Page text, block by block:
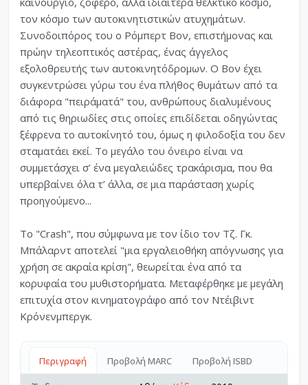
τον κόσμο των αυτοκινητιστικών ατυχημάτων.
Συνοδοιπόρος του ο Ρόμπερτ Βον, επιστήμονας και
πρώην τηλεοπτικός αστέρας, ένας άγγελος
εξολοθρευτής των αυτοκινητόδρομων. Ο Βον έχει
συγκεντρώσει γύρω του ένα πλήθος θυμάτων από τα
διάφορα "πειράματά" του, ανθρώπους διαλυμένους
από τις θηριωδίες στις οποίες επιδίδεται οδηγώντας
ξέφρενα το αυτοκίνητό του, όμως η φιλοδοξία του δεν
σταματάει εκεί. Το μεγάλο του όνειρο είναι να
συμμετάσχει σ’ ένα μεγαλειώδες τρακάρισμα, που θα
υπερβαίνει όλα τ’ άλλα, σε μια παράσταση χωρίς
προηγούμενο...
Το "Crash", που σύμφωνα με τον ίδιο τον Τζ. Γκ.
Μπάλαρντ αποτελεί "μια εργαλειοθήκη απόγνωσης για
χρήση σε ακραία κρίση", θεωρείται ένα από τα
κορυφαία του μυθιστορήματα. Μεταφέρθηκε με μεγάλη
επιτυχία στον κινηματογράφο από τον Ντέιβιντ
Κρόνενμπεργκ.
Περιγραφή Προβολή MARC Προβολή ISBD